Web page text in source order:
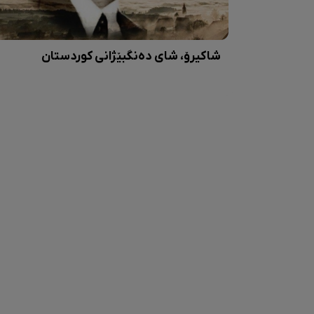
شاکیرۆ، شای دەنگبێژانی کوردستان